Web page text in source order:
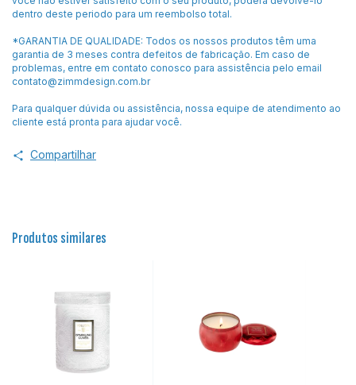
dentro deste periodo para um reembolso total.
*GARANTIA DE QUALIDADE: Todos os nossos produtos têm uma
garantia de 3 meses contra defeitos de fabricação. Em caso de
problemas, entre em contato conosco para assistência pelo email
contato@zimmdesign.com.br
Para qualquer dúvida ou assistência, nossa equipe de atendimento ao
cliente está pronta para ajudar você.
Compartilhar
Produtos similares